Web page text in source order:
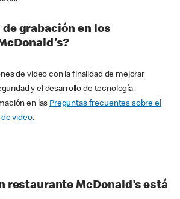
de grabación en los
de video con la finalidad de mejorar
y el desarrollo de tecnología.
en las Preguntas frecuentes sobre el
video.
restaurante McDonald’s está